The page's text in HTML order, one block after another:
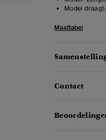
Model draagt:
Maattabel
Contact